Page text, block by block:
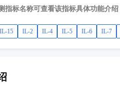
指标名称可查看该指标具体功能介绍
IL-15 IL-2 IL-4 IL-5 IL-6 IL-7